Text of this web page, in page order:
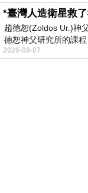
*臺灣人造衛星救
趙德恕(Zoldos Ur.)神
德恕神父研究所的課
2026-08-07